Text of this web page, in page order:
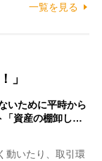
一覧を見る
」
いために平時から
「資産の棚卸し…
動いたり、取引環